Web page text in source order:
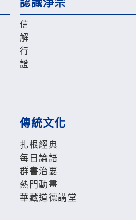
認識淨宗
信
解
行
證
傳統文化
扎根經典
每日論語
群書治要
熱門動畫
華藏道德講堂